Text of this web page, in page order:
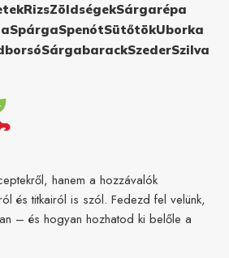
RizsZöldségekSárgarépa
SpárgaSpenótSütőtökUborka
SárgabarackSzederSzilva
hanem a hozzávalók
és titkairól is szól. Fedezd fel velünk,
– és hogyan hozhatod ki belőle a